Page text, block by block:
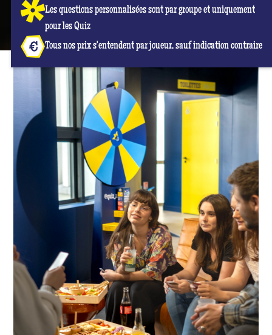
Les questions personnalisées sont par groupe et uniquement
pour les Quiz
Tous nos prix s'entendent par joueur, sauf indication contraire